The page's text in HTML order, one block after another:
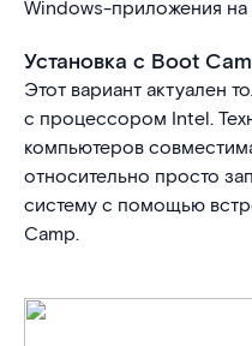
Windows-приложения
Установка с Boot
Этот вариант актуален
с процессором Intel.
компьютеров
относительно просто
систему с помощью
Camp.